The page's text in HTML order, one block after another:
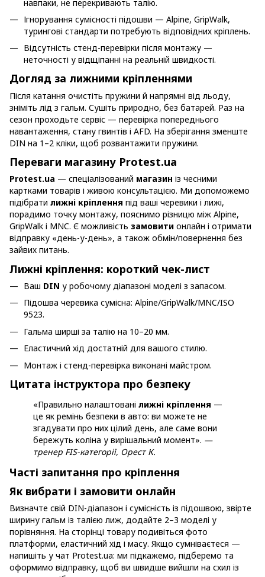
навпаки, не перекривають талію.
Ігнорування сумісності підошви — Alpine, GripWalk,
турингові стандарти потребують відповідних кріплень.
Відсутність стенд-перевірки після монтажу —
неточності у відщіпанні на реальній швидкості.
Догляд за лижними кріпленнями
Після катання очистіть пружини й напрямні від льоду,
зніміть лід з гальм. Сушіть природно, без батарей. Раз на
сезон проходьте сервіс — перевірка попереднього
навантаження, стану гвинтів і AFD. На зберігання зменште
DIN на 1–2 кліки, щоб розвантажити пружини.
Переваги магазину Protest.ua
Protest.ua — спеціалізований магазин із чесними
картками товарів і живою консультацією. Ми допоможемо
підібрати лижні кріплення під ваші черевики і лижі,
порадимо точку монтажу, пояснимо різницю між Alpine,
GripWalk і MNC. Є можливість замовити онлайн і отримати
відправку «день-у-день», а також обмін/повернення без
зайвих питань.
Лижні кріплення: короткий чек-лист
Ваш DIN у робочому діапазоні моделі з запасом.
Підошва черевика сумісна: Alpine/GripWalk/MNC/ISO
9523.
Гальма ширші за талію на 10–20 мм.
Еластичний хід достатній для вашого стилю.
Монтаж і стенд-перевірка виконані майстром.
Цитата інструктора про безпеку
«Правильно налаштовані лижні кріплення —
це як ремінь безпеки в авто: ви можете не
згадувати про них цілий день, але саме вони
бережуть коліна у вирішальний момент». —
тренер FIS-категорії, Орест К.
Часті запитання про кріплення
Як вибрати і замовити онлайн
Визначте свій DIN-діапазон і сумісність із підошвою, звірте
ширину гальм із талією лиж, додайте 2–3 моделі у
порівняння. На сторінці товару подивіться фото
платформи, еластичний хід і масу. Якщо сумніваєтеся —
напишіть у чат Protest.ua: ми підкажемо, підберемо та
оформимо відправку, щоб ви швидше вийшли на схил із